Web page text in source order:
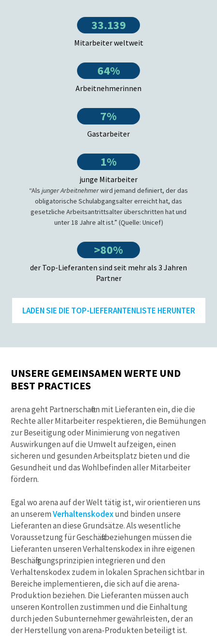
33.139
Mitarbeiter weltweit
64%
Arbeitnehmerinnen
7%
Gastarbeiter
1%
junge Mitarbeiter
“Als junger Arbeitnehmerwird jemand definiert, der das
obligatorische Schulabgangsalter erreicht hat, das
gesetzliche Arbeitsantrittsalter überschritten hat und
unter 18 Jahre alt ist.” (Quelle: Unicef)
>80%
der Top-Lieferanten sind seit mehr als 3 Jahren
Partner
LADEN SIE DIE TOP-LIEFERANTENLISTE HERUNTER
UNSERE GEMEINSAMEN WERTE UND
BEST PRACTICES
arena geht Partnerschaften mit Lieferanten ein, die die
Rechte aller Mitarbeiter respektieren, die Bemühungen
zur Beseitigung oder Minimierung von negativen
Auswirkungen auf die Umwelt aufzeigen, einen
sicheren und gesunden Arbeitsplatz bieten und die
Gesundheit und das Wohlbefinden aller Mitarbeiter
fördern.
Egal wo arena auf der Welt tätig ist, wir orientieren uns
an unseremVerhaltenskodexund binden unsere
Lieferanten an diese Grundsätze. Als wesentliche
Voraussetzung für Geschäftsbeziehungen müssen die
Lieferanten unseren Verhaltenskodex in ihre eigenen
Beschäftigungsprinzipien integrieren und den
Verhaltenskodex zudem in lokalen Sprachen sichtbar in
Bereiche implementieren, die sich auf die arena-
Produktion beziehen. Die Lieferanten müssen auch
unseren Kontrollen zustimmen und die Einhaltung
durch jeden Subunternehmer gewährleisten, der an
der Herstellung von arena-Produkten beteiligt ist.